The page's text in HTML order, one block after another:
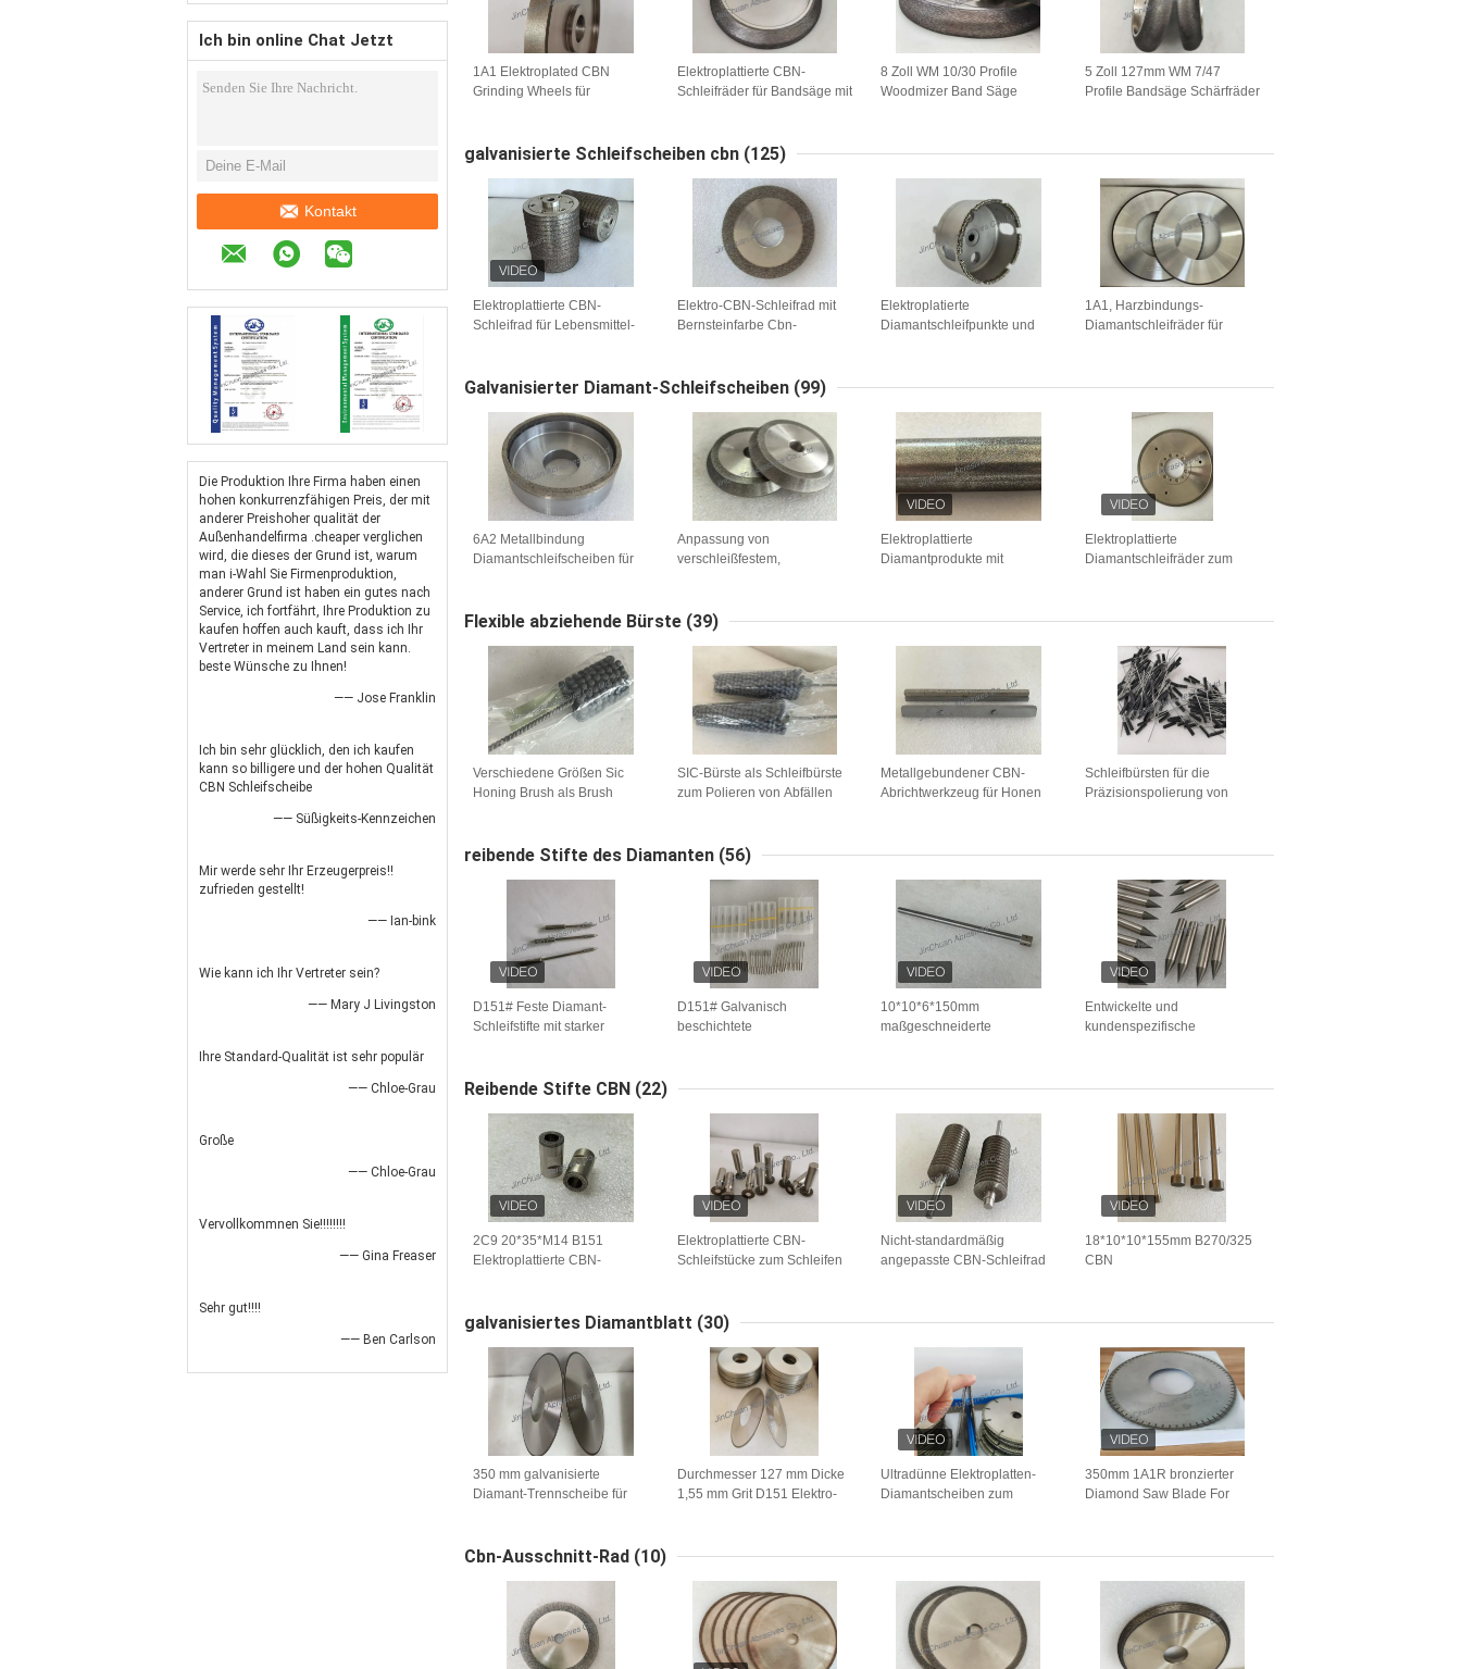
Ich bin online Chat Jetzt
Kontakt
Die Produktion Ihre Firma haben einen
hohen konkurrenzfähigen Preis, der mit
anderer Preishoher qualität der
Außenhandelfirma .cheaper verglichen
wird, die dieses der Grund ist, warum
man i-Wahl Sie Firmenproduktion,
anderer Grund ist haben ein gutes nach
Service, ich fortfährt, Ihre Produktion zu
kaufen hoffen auch kauft, dass ich Ihr
Vertreter in meinem Land sein kann.
beste Wünsche zu Ihnen!
—— Jose Franklin
Ich bin sehr glücklich, den ich kaufen
kann so billigere und der hohen Qualität
CBN Schleifscheibe
—— Süßigkeits-Kennzeichen
Mir werde sehr Ihr Erzeugerpreis!!
zufrieden gestellt!
—— Ian-bink
Wie kann ich Ihr Vertreter sein?
—— Mary J Livingston
Ihre Standard-Qualität ist sehr populär
—— Chloe-Grau
Große
—— Chloe-Grau
Vervollkommnen Sie!!!!!!!!
—— Gina Freaser
Sehr gut!!!!
—— Ben Carlson
1A1 Elektroplated CBN
Grinding Wheels für
Elektroplattierte CBN-
Schleifräder für Bandsäge mit
8 Zoll WM 10/30 Profile
Woodmizer Band Säge
5 Zoll 127mm WM 7/47
Profile Bandsäge Schärfräder
galvanisierte Schleifscheiben cbn (125)
Elektroplattierte CBN-
Schleifrad für Lebensmittel-
Elektro-CBN-Schleifrad mit
Bernsteinfarbe Cbn-
Elektroplatierte
Diamantschleifpunkte und
1A1, Harzbindungs-
Diamantschleifräder für
Galvanisierter Diamant-Schleifscheiben (99)
6A2 Metallbindung
Diamantschleifscheiben für
Anpassung von
verschleißfestem,
78*10*12.7*5*V60 mit
Elektroplattierte
Diamantprodukte mit
Elektroplattierte
Diamantschleifräder zum
Flexible abziehende Bürste (39)
Verschiedene Größen Sic
Honing Brush als Brush
SIC-Bürste als Schleifbürste
zum Polieren von Abfällen
Metallgebundener CBN-
Abrichtwerkzeug für Honen
Schleifbürsten für die
Präzisionspolierung von
Löchern auf CNC-
reibende Stifte des Diamanten (56)
D151# Feste Diamant-
Schleifstifte mit starker
Schleiflänge
D151# Galvanisch
beschichtete
abriebfester
10*10*6*150mm
maßgeschneiderte
Entwickelte und
kundenspezifische
verschiedenen Größen für
Reibende Stifte CBN (22)
2C9 20*35*M14 B151
Elektroplattierte CBN-
Elektroplattierte CBN-
Schleifstücke zum Schleifen
Nicht-standardmäßig
angepasste CBN-Schleifrad
((BIM, HCS, HSS)
18*10*10*155mm B270/325
CBN
Koordinatenschleifwerk
galvanisiertes Diamantblatt (30)
350 mm galvanisierte
Diamant-Trennscheibe für
Durchmesser 127 mm Dicke
1,55 mm Grit D151 Elektro-
Ultradünne Elektroplatten-
Diamantscheiben zum
350mm 1A1R bronzierter
Diamond Saw Blade For
Cbn-Ausschnitt-Rad (10)